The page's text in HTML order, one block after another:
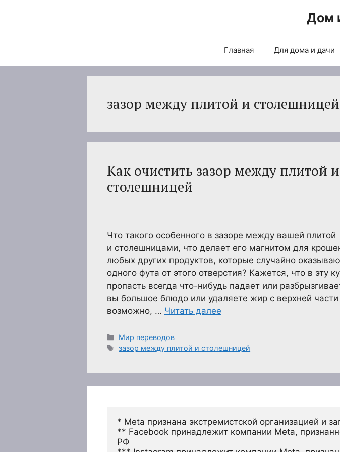
Дом
Главная Для дома и дачи
зазор между плитой и столешницей
Как очистить зазор между плитой и
столешницей
Что такого особенного в зазоре между вашей плитой
и столешницами, что делает его магнитом для
любых других продуктов, которые случайно
одного фута от этого отверстия? Кажется, что в эту
пропасть всегда что-нибудь падает или
вы большое блюдо или удаляете жир с верхней
возможно, … Читать далее
Рубрики
Мир переводов
Метки
зазор между плитой и столешницей
* Meta признана экстремистской организацией и
** Facebook принадлежит компании Meta,
РФ